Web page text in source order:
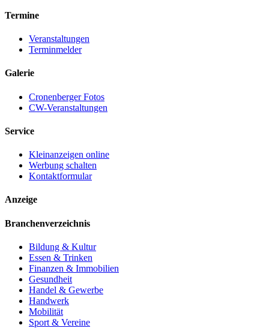
Termine
Veranstaltungen
Terminmelder
Galerie
Cronenberger Fotos
CW-Veranstaltungen
Service
Kleinanzeigen online
Werbung schalten
Kontaktformular
Anzeige
Branchenverzeichnis
Bildung & Kultur
Essen & Trinken
Finanzen & Immobilien
Gesundheit
Handel & Gewerbe
Handwerk
Mobilität
Sport & Vereine